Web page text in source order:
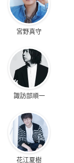
宮野真守
諏訪部順一
花江夏樹